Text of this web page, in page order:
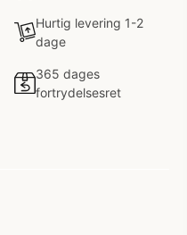
Hurtig levering 1-2
dage
365 dages
fortrydelsesret